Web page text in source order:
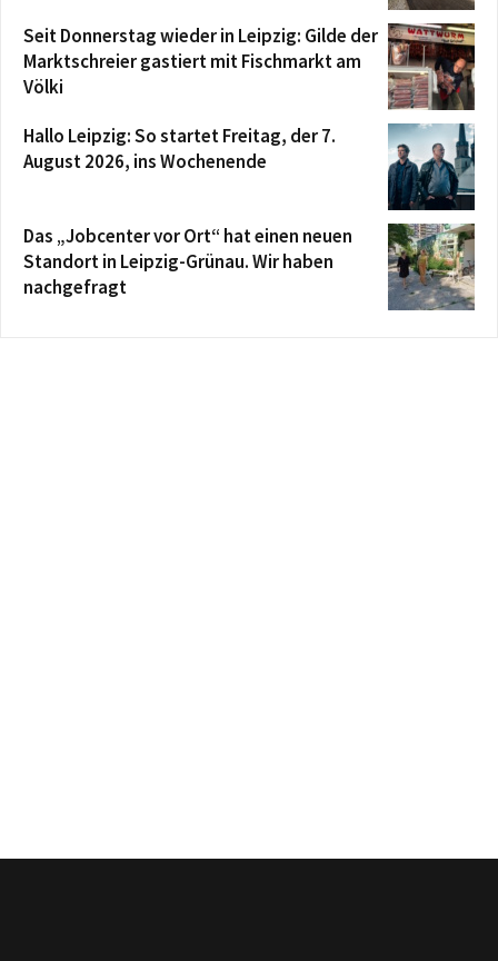
Seit Donnerstag wieder in Leipzig: Gilde der
Marktschreier gastiert mit Fischmarkt am
Völki
Hallo Leipzig: So startet Freitag, der 7.
August 2026, ins Wochenende
Das „Jobcenter vor Ort“ hat einen neuen
Standort in Leipzig-Grünau. Wir haben
nachgefragt